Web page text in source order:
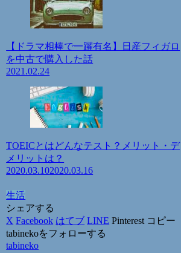
【ドラマ相棒で一躍有名】日産フィガロ
を中古で購入した話
2021.02.24
TOEICとはどんなテスト？メリット・デ
メリットは？
2020.03.102020.03.16
生活
シェアする
X Facebook はてブ LINE Pinterest コピー
tabinekoをフォローする
tabineko